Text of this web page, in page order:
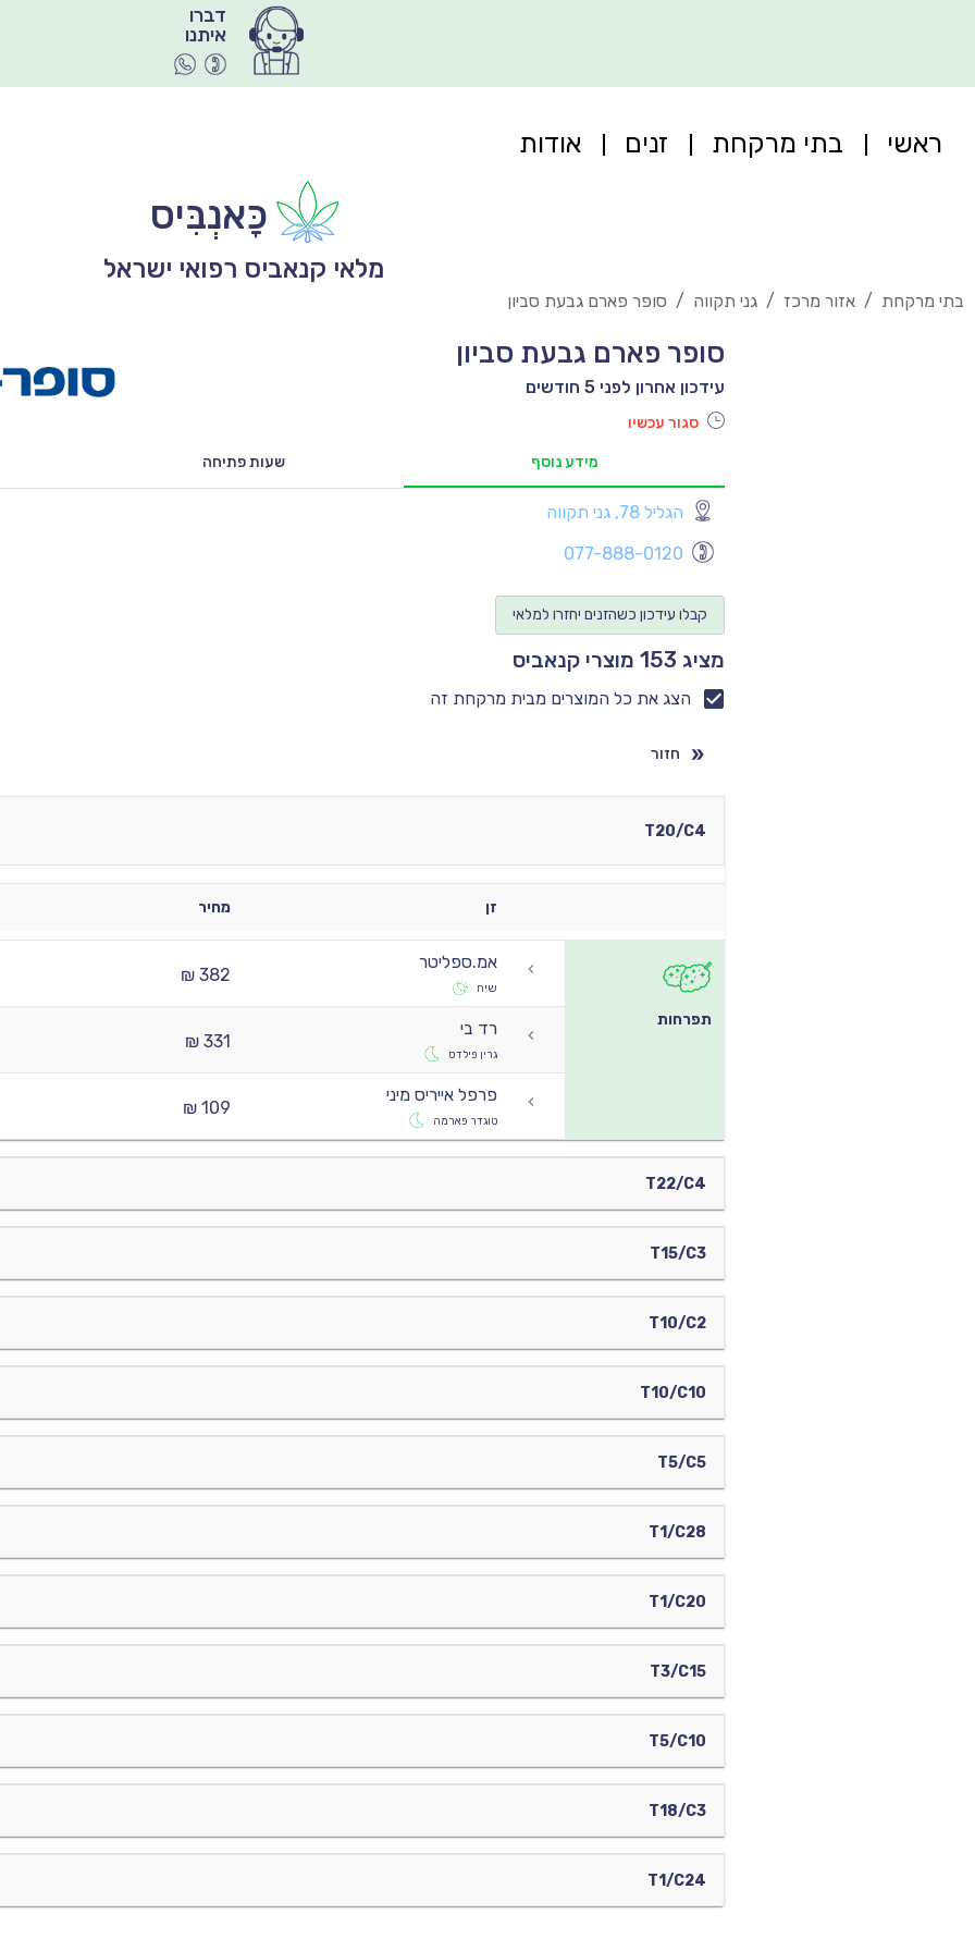
איתנו
ראשי בתי מרקחת זנים אודות
כָּאנְבִּיס
מלאי קנאביס רפואי ישראל
בתי מרקחת / אזור מרכז / גני תקווה / סופר פארם גבעת סביון
סופר פארם גבעת סביון
עידכון אחרון לפני 5 חודשים
סגור עכשיו
מידע נוסף שעות פתיחה
הגליל 78, גני תקווה
077-888-0120
קבלו עידכון כשהזנים יחזרו למלאי
מציג 153 מוצרי קנאביס
הצג את כל המוצרים מבית מרקחת זה
חזור
T20/C4
זן מחיר
תפרחות
אמ.ספליטר
שיח
382 ₪
רד בי
גרין פילדס
331 ₪
פרפל אייריס מיני
טוגדר פארמה
109 ₪
T22/C4
T15/C3
T10/C2
T10/C10
T5/C5
T1/C28
T1/C20
T3/C15
T5/C10
T18/C3
T1/C24